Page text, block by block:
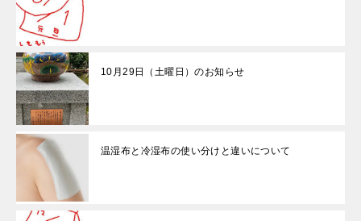
10月29日（土曜日）のお知らせ
温湿布と冷湿布の使い分けと違いについて